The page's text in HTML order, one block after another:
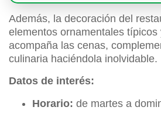
Además, la decoración del
elementos ornamentales típicos
acompaña las cenas,
culinaria haciéndola inolvidable.
Datos de interés:
Horario: de martes a